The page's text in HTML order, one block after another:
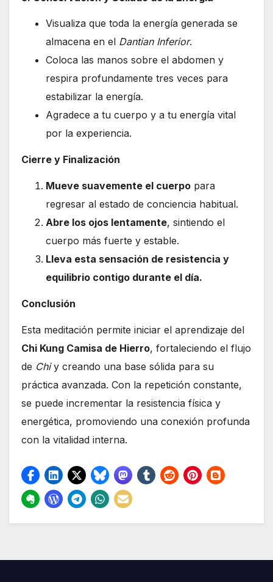
Visualiza que toda la energía generada se
almacena en el Dantian Inferior.
Coloca las manos sobre el abdomen y
respira profundamente tres veces para
estabilizar la energía.
Agradece a tu cuerpo y a tu energía vital
por la experiencia.
Cierre y Finalización
Mueve suavemente el cuerpo para
regresar al estado de conciencia habitual.
Abre los ojos lentamente, sintiendo el
cuerpo más fuerte y estable.
Lleva esta sensación de resistencia y
equilibrio contigo durante el día.
Conclusión
Esta meditación permite iniciar el aprendizaje del
Chi Kung Camisa de Hierro, fortaleciendo el flujo
de Chiy creando una base sólida para su
práctica avanzada. Con la repetición constante,
se puede incrementar la resistencia física y
energética, promoviendo una conexión profunda
con la vitalidad interna.